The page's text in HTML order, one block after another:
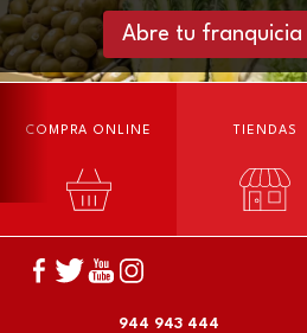
Abre tu franquicia
COMPRA ONLINE TIENDAS
944 943 444